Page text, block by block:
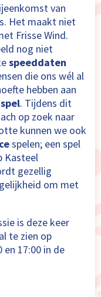
van
Het maakt niet
Frisse Wind.
nog niet
speeddaten
die ons wél al
hebben aan
. Tijdens dit
op zoek naar
kunnen we ook
spelen; een spel
Kasteel
gezellig
om met
is deze keer
te zien op
en 17:00 in de